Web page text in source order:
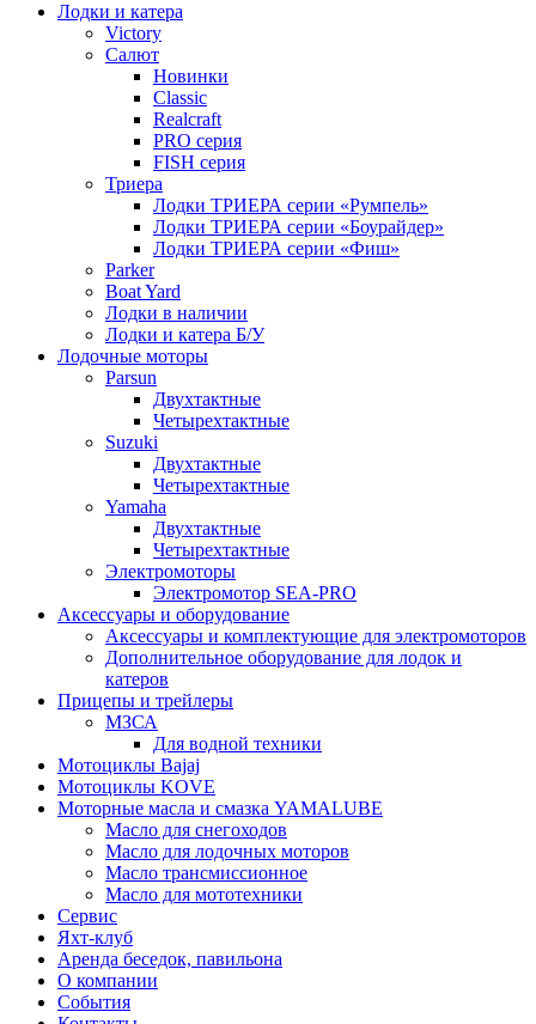
Лодки и катера
Victory
Салют
Новинки
Classic
Realcraft
PRO серия
FISH серия
Триера
Лодки ТРИЕРА серии «Румпель»
Лодки ТРИЕРА серии «Боурайдер»
Лодки ТРИЕРА серии «Фиш»
Parker
Boat Yard
Лодки в наличии
Лодки и катера Б/У
Лодочные моторы
Parsun
Двухтактные
Четырехтактные
Suzuki
Двухтактные
Четырехтактные
Yamaha
Двухтактные
Четырехтактные
Электромоторы
Электромотор SEA-PRO
Аксессуары и оборудование
Аксессуары и комплектующие для электромоторов
Дополнительное оборудование для лодок и
катеров
Прицепы и трейлеры
МЗСА
Для водной техники
Мотоциклы Bajaj
Мотоциклы KOVE
Моторные масла и смазка YAMALUBE
Масло для снегоходов
Масло для лодочных моторов
Масло трансмиссионное
Масло для мототехники
Сервис
Яхт-клуб
Аренда беседок, павильона
О компании
События